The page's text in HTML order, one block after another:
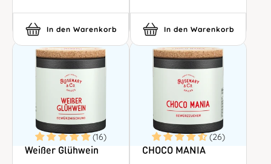
In den Warenkorb In den Warenkorb
(16)
Weißer Glühwein
(26)
CHOCO MANIA